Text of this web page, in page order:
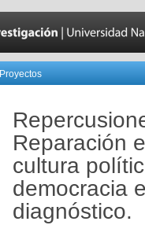
Proyectos
Reparación
cultura
democracia
diagnóstico.